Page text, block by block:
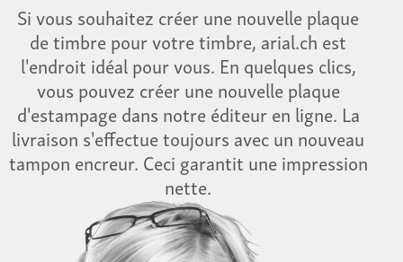
Si vous souhaitez créer une nouvelle plaque
de timbre pour votre timbre, arial.ch est
l'endroit idéal pour vous. En quelques clics,
vous pouvez créer une nouvelle plaque
d'estampage dans notre éditeur en ligne. La
livraison s'effectue toujours avec un nouveau
tampon encreur. Ceci garantit une impression
nette.